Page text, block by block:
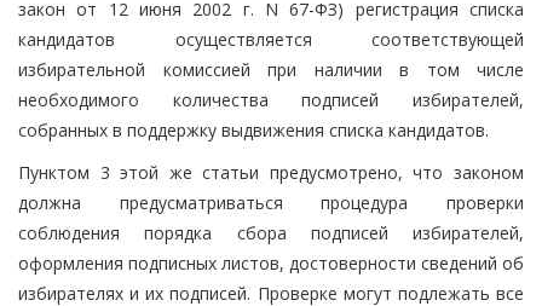
закон от 12 июня 2002 г. N 67-ФЗ) регистрация списка
кандидатов осуществляется соответствующей
избирательной комиссией при наличии в том числе
необходимого количества подписей избирателей,
собранных в поддержку выдвижения списка кандидатов.
Пунктом 3 этой же статьи предусмотрено, что законом
должна предусматриваться процедура проверки
соблюдения порядка сбора подписей избирателей,
оформления подписных листов, достоверности сведений об
избирателях и их подписей. Проверке могут подлежать все